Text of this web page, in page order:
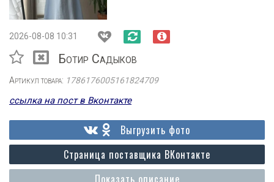
2026-08-08 10:31
Ботир Садыков
Артикул товара: 1786176005161824709
ссылка на пост в Вконтакте
Показать описание
Страница поставщика ВКонтакте
Выгрузить фото